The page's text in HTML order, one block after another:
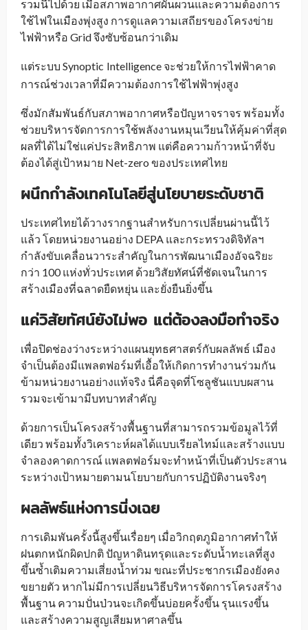
รวมนี้ไปด้วย เมื่อสภาพอากาศผันผวนและความต้องการ
ใช้ไฟในเมืองพุ่งสูง การดูแลความเสถียรของโครงข่าย
ไฟฟ้าหรือ Grid จึงซับซ้อนกว่าเดิม
แต่ระบบ Synoptic Intelligence จะช่วยให้การไฟฟ้าคาด
การณ์ช่วงเวลาที่มีความต้องการใช้ไฟฟ้าพุ่งสูง
ซึ่งมักสัมพันธ์กับสภาพอากาศหรือปัญหาจราจร พร้อมทั้ง
ช่วยบริหารจัดการการใช้พลังงานหมุนเวียนให้คุ้มค่าที่สุด
ผลที่ได้ไม่ใช่แค่ประสิทธิภาพ แต่คือความก้าวหน้าที่จับ
ต้องได้สู่เป้าหมาย Net-zero ของประเทศไทย
ผนึกกำลังเทคโนโลยีสู่นโยบายระดับชาติ
ประเทศไทยได้วางรากฐานสำหรับการเปลี่ยนผ่านนี้ไว้
แล้ว โดยหน่วยงานอย่าง DEPA และกระทรวงดิจิทัลฯ
กำลังขับเคลื่อนวาระสำคัญในการพัฒนาเมืองอัจฉริยะ
กว่า 100 แห่งทั่วประเทศ ด้วยวิสัยทัศน์ที่ชัดเจนในการ
สร้างเมืองที่ฉลาดยืดหยุ่น และยั่งยืนยิ่งขึ้น
แค่วิสัยทัศน์ยังไม่พอ แต่ต้องลงมือทำจริง
เพื่อปิดช่องว่างระหว่างแผนยุทธศาสตร์กับผลลัพธ์ เมือง
จำเป็นต้องมีแพลตฟอร์มที่เอื้อให้เกิดการทำงานร่วมกัน
ข้ามหน่วยงานอย่างแท้จริง นี่คือจุดที่โซลูชันแบบผสาน
รวมจะเข้ามามีบทบาทสำคัญ
ด้วยการเป็นโครงสร้างพื้นฐานที่สามารถรวมข้อมูลไว้ที่
เดียว พร้อมทั้งวิเคราะห์ผลได้แบบเรียลไทม์และสร้างแบบ
จำลองคาดการณ์ แพลตฟอร์มจะทำหน้าที่เป็นตัวประสาน
ระหว่างเป้าหมายตามนโยบายกับการปฏิบัติงานจริงๆ
ผลลัพธ์แห่งการนิ่งเฉย
การเดิมพันครั้งนี้สูงขึ้นเรื่อยๆ เมื่อวิกฤตภูมิอากาศทำให้
ฝนตกหนักผิดปกติ ปัญหาดินทรุดและระดับน้ำทะเลที่สูง
ขึ้นซ้ำเติมความเสี่ยงน้ำท่วม ขณะที่ประชากรเมืองยังคง
ขยายตัว หากไม่มีการเปลี่ยนวิธีบริหารจัดการโครงสร้าง
พื้นฐาน ความปั่นป่วนจะเกิดขึ้นบ่อยครั้งขึ้น รุนแรงขึ้น
และสร้างความสูญเสียมหาศาลขึ้น